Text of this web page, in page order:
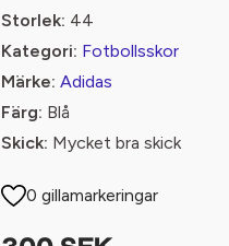
Storlek: 44
Kategori: Fotbollsskor
Märke: Adidas
Färg: Blå
Skick: Mycket bra skick
0 gillamarkeringar